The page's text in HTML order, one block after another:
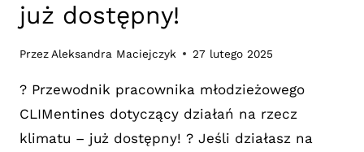
już dostępny!
Przez Aleksandra Maciejczyk 27 lutego 2025
? Przewodnik pracownika młodzieżowego
CLIMentines dotyczący działań na rzecz
klimatu – już dostępny! ? Jeśli działasz na